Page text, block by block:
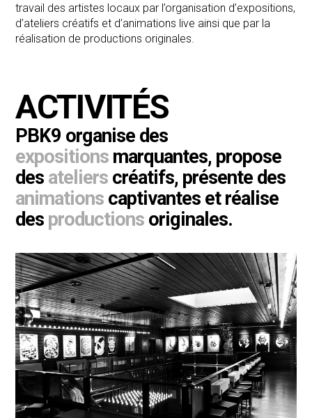
travail des artistes locaux par l’organisation d’expositions,
d’ateliers créatifs et d’animations live ainsi que par la
réalisation de productions originales.
ACTIVITÉS
PBK9 organise des
expositions marquantes, propose
des ateliers créatifs, présente des
animations captivantes et réalise
des productions originales.